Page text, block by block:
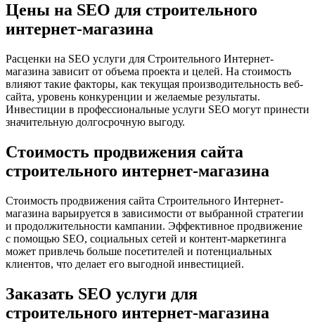
Цены на SEO для строительного
интернет-магазина
Расценки на SEO услуги для Строительного Интернет-
магазина зависит от объема проекта и целей. На стоимость
влияют такие факторы, как текущая производительность веб-
сайта, уровень конкуренции и желаемые результаты.
Инвестиции в профессиональные услуги SEO могут принести
значительную долгосрочную выгоду.
Стоимость продвижения сайта
строительного интернет-магазина
Стоимость продвижения сайта Строительного Интернет-
магазина варьируется в зависимости от выбранной стратегии
и продолжительности кампании. Эффективное продвижение
с помощью SEO, социальных сетей и контент-маркетинга
может привлечь больше посетителей и потенциальных
клиентов, что делает его выгодной инвестицией.
Заказать SEO услуги для
строительного интернет-магазина